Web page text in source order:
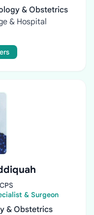
& Obstetrics
& Hospital
& Surgeon
& Obstetrics